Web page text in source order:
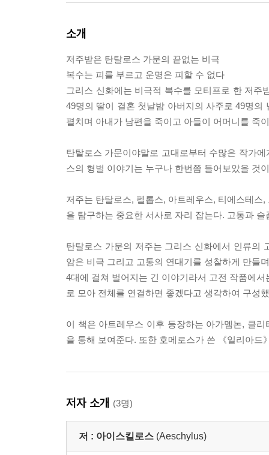
소개
저주받은 탄탈로스 가문의 끝없는 비극
복수는 피를 부르고 운명은 피할 수 없다
그리스 신화에는 비극적 복수를 모티프로 한 저
49명의 딸이 결혼 첫날밤 아버지의 사주로 49명
펼치며 아내가 남편을 죽이고 아들이 어머니를 죽
탄탈로스 가문이야말로 고대로부터 수많은 작가
스의 형벌 이야기는 누구나 한번쯤 들어보았을 것
저주는 탄탈로스, 펠롭스, 아트레우스, 티에스테
을 탐구하는 중요한 서사로 자리 잡는다. 고통과
탄탈로스 가문의 저주는 그리스 신화에서 인류의
암은 비극 그리고 고통의 연대기를 성찰하게 만들
4대에 걸쳐 벌어지는 긴 이야기라서 고전 작품에
로 모아 전체를 연결하면 좋겠다고 생각하여 구성
이 책은 아트레우스 이후 등장하는 아가멤논, 클
을 통해 보여준다. 또한 호메로스가 쓴 《일리아
저자 소개 (3명)
저 : 아이스킬로스 (Aeschylus)